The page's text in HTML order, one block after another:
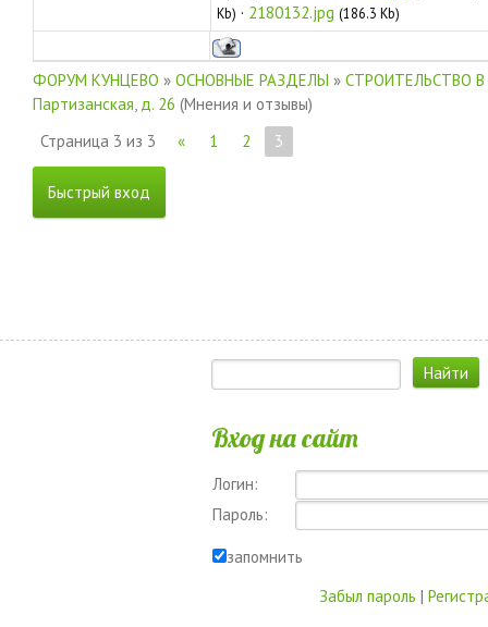
Kb) · 2180132.jpg (186.3 Kb)
ФОРУМ КУНЦЕВО » ОСНОВНЫЕ РАЗДЕЛЫ » СТРОИТЕЛЬСТВО
Партизанская, д. 26 (Мнения и отзывы)
Страница 3 из 3 « 1 2 3
Вход на сайт
Логин:
Пароль:
запомнить
Забыл пароль |